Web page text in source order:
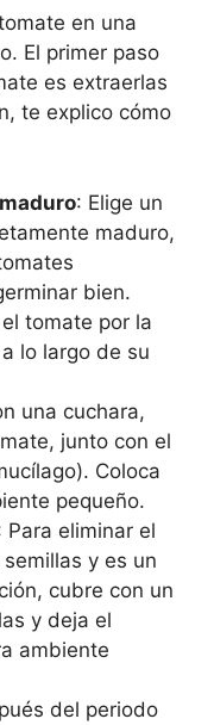
en una
El primer paso
es extraerlas
te explico cómo
: Elige un
maduro,
bien.
tomate por la
lo largo de su
una cuchara,
junto con el
Coloca
pequeño.
Para eliminar el
y es un
cubre con un
y deja el
ambiente
del periodo